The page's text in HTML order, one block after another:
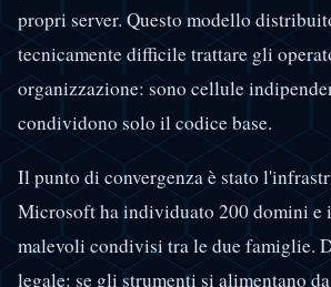
propri server. Questo modello
tecnicamente difficile trattare gli
organizzazione: sono cellule
condividono solo il codice base.
Il punto di convergenza è stato
Microsoft ha individuato 200 domini
malevoli condivisi tra le due famiglie.
legale: se gli strumenti si alimentano